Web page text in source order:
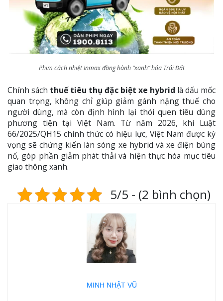
Phim cách nhiệt Inmax đồng hành “xanh” hóa Trái Đất
Chính sách thuế tiêu thụ đặc biệt xe hybrid là dấu mốc
quan trọng, không chỉ giúp giảm gánh nặng thuế cho
người dùng, mà còn định hình lại thói quen tiêu dùng
phương tiện tại Việt Nam. Từ năm 2026, khi Luật
66/2025/QH15 chính thức có hiệu lực, Việt Nam được kỳ
vọng sẽ chứng kiến làn sóng xe hybrid và xe điện bùng
nổ, góp phần giảm phát thải và hiện thực hóa mục tiêu
giao thông xanh.
5/5 - (2 bình chọn)
MINH NHẬT VŨ